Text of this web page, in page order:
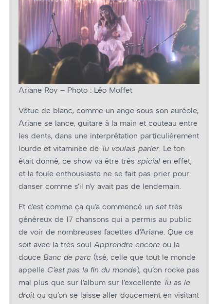
Ariane Roy – Photo : Léo Moffet
Vêtue de blanc, comme un ange sous son auréole,
Ariane se lance, guitare à la main et couteau entre
les dents, dans une interprétation particulièrement
lourde et vitaminée de Tu voulais parler. Le ton
était donné, ce show va être très spicial en effet,
et la foule enthousiaste ne se fait pas prier pour
danser comme s’il n’y avait pas de lendemain.
Et c’est comme ça qu’a commencé un settrès
généreux de 17 chansons qui a permis au public
de voir de nombreuses facettes d’Ariane. Que ce
soit avec la très soul Apprendre encore ou la
douce Banc de parc (tsé, celle que tout le monde
appelle C’est pas la fin du monde), qu’on rocke pas
mal plus que sur l’album sur l’excellente Tu as le
droitou qu’on se laisse aller doucement en visitant